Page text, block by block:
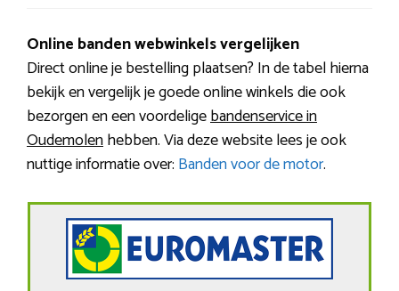
Online banden webwinkels vergelijken
Direct online je bestelling plaatsen? In de tabel hierna
bekijk en vergelijk je goede online winkels die ook
bezorgen en een voordeligebandenservice in
Oudemolenhebben. Via deze website lees je ook
nuttige informatie over: Banden voor de motor.